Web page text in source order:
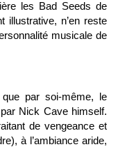
les Bad Seeds de
illustrative, n’en reste
musicale de
par soi-même, le
Nick Cave himself.
de vengeance et
à l’ambiance aride,